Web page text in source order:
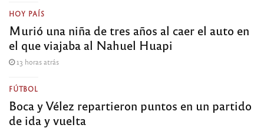
HOY PAÍS
Murió una niña de tres años al caer el auto en
el que viajaba al Nahuel Huapi
13 horas atrás
FÚTBOL
Boca y Vélez repartieron puntos en un partido
de ida y vuelta